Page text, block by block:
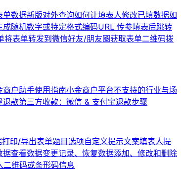
单数据新版对外查询如何让填表人修改已填数据如
成随机数字或特定格式编码URL 传参填表后跳转
将表单转发到微信好友/朋友圈获取表单二维码拨
商户助手使用指南小金商户平台不支持的行业与场
退款第三方收款：微信 & 支付宝退款步骤
打印/导出表单题目选项自定义提示文案填表人提
据查看数据变更记录、恢复数据添加、修改和删除
维码或条形码信息